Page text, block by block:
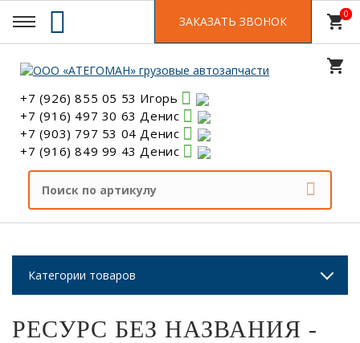
+7 (926) 855 05 53 Игорь
+7 (916) 497 30 63 Денис
+7 (903) 797 53 04 Денис
+7 (916) 849 99 43 Денис
ЗАКАЗАТЬ ЗВОНОК shopping_cart0
shopping_cart
0
Категории товаров
РЕСУРС БЕЗ НАЗВАНИЯ -